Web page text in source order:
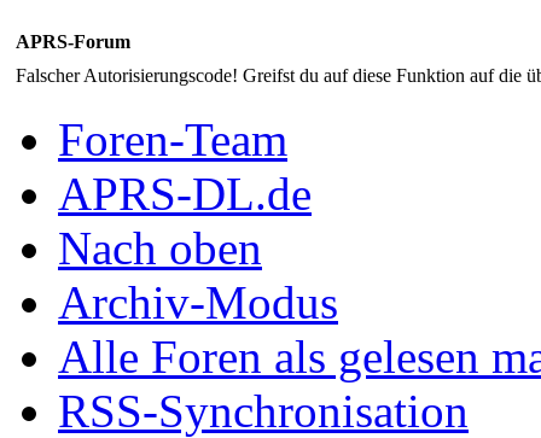
APRS-Forum
Falscher Autorisierungscode! Greifst du auf diese Funktion auf die
Foren-Team
APRS-DL.de
Nach oben
Archiv-Modus
Alle Foren als gelesen
RSS-Synchronisation